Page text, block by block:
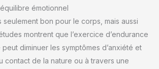
émotionnel
seulement bon pour le corps, mais aussi
montrent que l’exercice d’endurance
peut diminuer les symptômes d’anxiété et
contact de la nature ou à travers une